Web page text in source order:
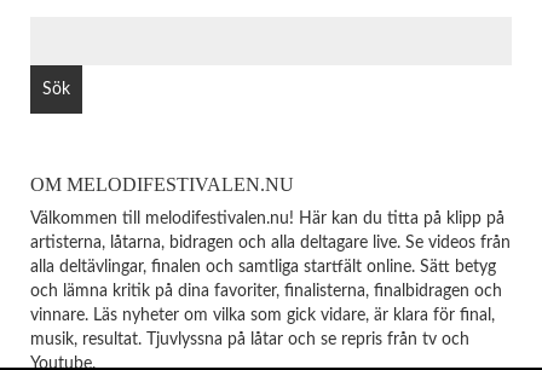
OM MELODIFESTIVALEN.NU
Välkommen till melodifestivalen.nu! Här kan du titta på klipp på
artisterna, låtarna, bidragen och alla deltagare live. Se videos från
alla deltävlingar, finalen och samtliga startfält online. Sätt betyg
och lämna kritik på dina favoriter, finalisterna, finalbidragen och
vinnare. Läs nyheter om vilka som gick vidare, är klara för final,
musik, resultat. Tjuvlyssna på låtar och se repris från tv och
Youtube.